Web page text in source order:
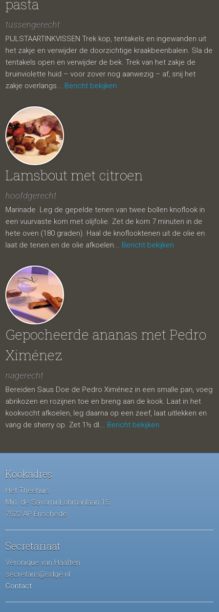
pasta
tussengerecht
PIJLSTAARTINKVISSEN Trek kop, tentakels en ingewanden uit
het zakje en verwijder de doorzichtige kraakbeenbalein. Sla de
tentakels open en verwijder de bek. Trek van het zakje de
bruinviolette huid – voor zover nog aanwezig – af, snij het
zakje overlangs... Bericht bekijken
Lamsbout met citroen
hoofdgerecht
Marinade Leg de gepelde tenen van twee bollen knoflook in
een vuurvaste kom met olijfolie. Zet de kom 7 minuten in de
hete oven (180 graden). Haal de knoflooktenen uit de olie en
laat de tenen en de olie afkoelen... Bericht bekijken
Gepocheerde ananas met Pedro
Ximénez
nagerecht
Bereiden Saus Doe de Pedro Ximénez in een smalle pan, voeg
abrikozen en rozijnen toe en breng aan de kook. Laat in het
kookvocht afkoelen, leg daarna op een zeef, laat uitlekken en
vang de sherry op. Zet 1½ dl... Bericht bekijken
Kookadres
Het Theehuis
Min. de SavorninLohmanlaan 15
7522 AP Enschede
Secretariaat
Veronique van Haaften
secretaris@sdge.nl
Contact